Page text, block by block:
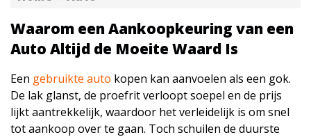
Waarom een Aankoopkeuring van een
Auto Altijd de Moeite Waard Is
Een gebruikte auto kopen kan aanvoelen als een gok.
De lak glanst, de proefrit verloopt soepel en de prijs
lijkt aantrekkelijk, waardoor het verleidelijk is om snel
tot aankoop over te gaan. Toch schuilen de duurste